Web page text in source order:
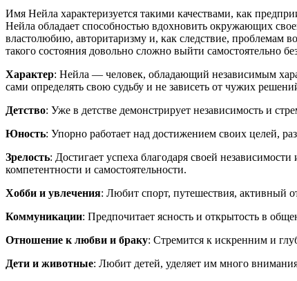
Имя Нейла характеризуется такими качествами, как
Нейла обладает способностью вдохновить окружающих
властолюбию, авторитаризму и, как следствие, проблемам
такого состояния довольно сложно выйти самостоятельно
Характер: Нейла — человек, обладающий независимым
сами определять свою судьбу и не зависеть от чужих
Детство: Уже в детстве демонстрирует независимость и
Юность: Упорно работает над достижением своих целей,
Зрелость: Достигает успеха благодаря своей
компетентности и самостоятельности.
Хобби и увлечения: Любит спорт, путешествия, активный
Коммуникации: Предпочитает ясность и открытость в
Отношение к любви и браку: Стремится к искренним и
Дети и животные: Любит детей, уделяет им много